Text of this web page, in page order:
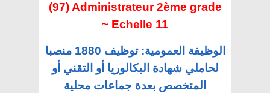
(97) Administrateur 2ème grade
~ Echelle 11
الوظيفة العمومية: توظيف 1880 منصبا
لحاملي شهادة البكالوريا أو التقني أو
المتخصص بعدة جماعات محلية